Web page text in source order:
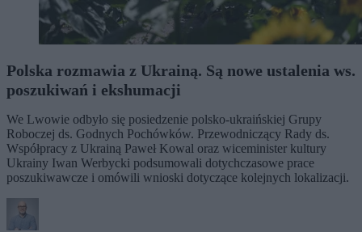
Polska rozmawia z Ukrainą. Są nowe ustalenia ws.
poszukiwań i ekshumacji
We Lwowie odbyło się posiedzenie polsko-ukraińskiej Grupy
Roboczej ds. Godnych Pochówków. Przewodniczący Rady ds.
Współpracy z Ukrainą Paweł Kowal oraz wiceminister kultury
Ukrainy Iwan Werbycki podsumowali dotychczasowe prace
poszukiwawcze i omówili wnioski dotyczące kolejnych lokalizacji.